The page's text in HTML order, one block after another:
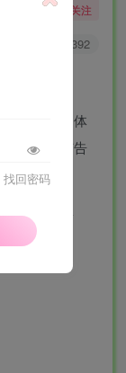
关注
392
供商，用户体
加入各种广告
出的精简
找回密码